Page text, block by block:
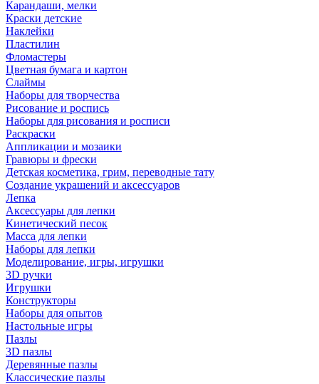
Карандаши, мелки
Краски детские
Наклейки
Пластилин
Фломастеры
Цветная бумага и картон
Слаймы
Наборы для творчества
Рисование и роспись
Наборы для рисования и росписи
Раскраски
Аппликации и мозаики
Гравюры и фрески
Детская косметика, грим, переводные тату
Создание украшений и аксессуаров
Лепка
Аксессуары для лепки
Кинетический песок
Масса для лепки
Наборы для лепки
Моделирование, игры, игрушки
3D ручки
Игрушки
Конструкторы
Наборы для опытов
Настольные игры
Пазлы
3D пазлы
Деревянные пазлы
Классические пазлы